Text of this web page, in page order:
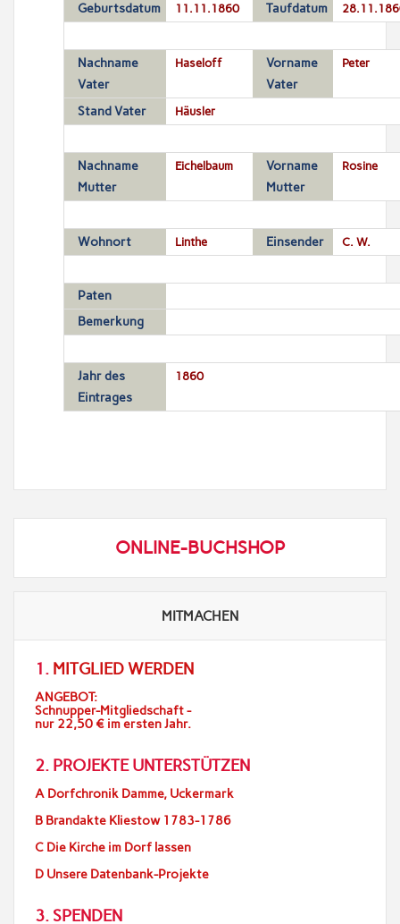
Geburtsdatum 11.11.1860 Taufdatum
Nachname
Vater
Haseloff
Vorname
Vater
Peter
Stand Vater Häusler
Nachname
Mutter
Eichelbaum
Vorname
Mutter
Rosine
Wohnort Linthe Einsender C. W.
Paten
Bemerkung
Jahr des
Eintrages
1860
ONLINE-BUCHSHOP
MITMACHEN
1. MITGLIED WERDEN
ANGEBOT:
Schnupper-Mitgliedschaft -
nur 22,50 € im ersten Jahr.
2. PROJEKTE UNTERSTÜTZEN
A Dorfchronik Damme, Uckermark
B Brandakte Kliestow 1783-1786
C Die Kirche im Dorf lassen
D Unsere Datenbank-Projekte
3. SPENDEN